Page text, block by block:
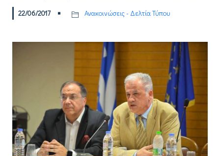
22/06/2017 Ανακοινώσεις - Δελτία Τύπου